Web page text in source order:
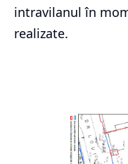
intravilanul în
realizate.